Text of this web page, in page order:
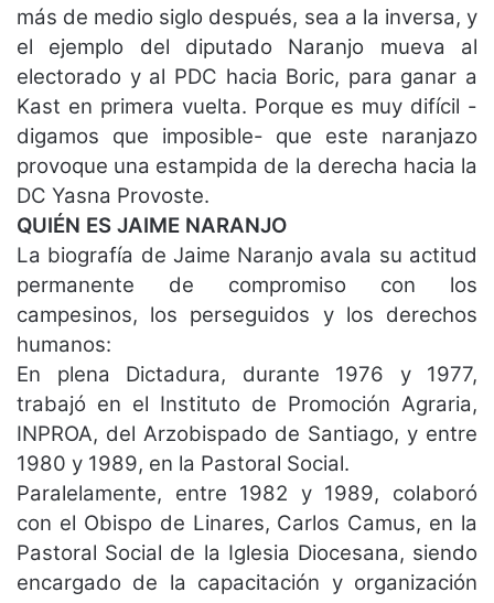
más de medio siglo después, sea a la inversa, y
el ejemplo del diputado Naranjo mueva al
electorado y al PDC hacia Boric, para ganar a
Kast en primera vuelta. Porque es muy difícil -
digamos que imposible- que este naranjazo
provoque una estampida de la derecha hacia la
DC Yasna Provoste.
QUIÉN ES JAIME NARANJO
La biografía de Jaime Naranjo avala su actitud
permanente de compromiso con los
campesinos, los perseguidos y los derechos
humanos:
En plena Dictadura, durante 1976 y 1977,
trabajó en el Instituto de Promoción Agraria,
INPROA, del Arzobispado de Santiago, y entre
1980 y 1989, en la Pastoral Social.
Paralelamente, entre 1982 y 1989, colaboró
con el Obispo de Linares, Carlos Camus, en la
Pastoral Social de la Iglesia Diocesana, siendo
encargado de la capacitación y organización